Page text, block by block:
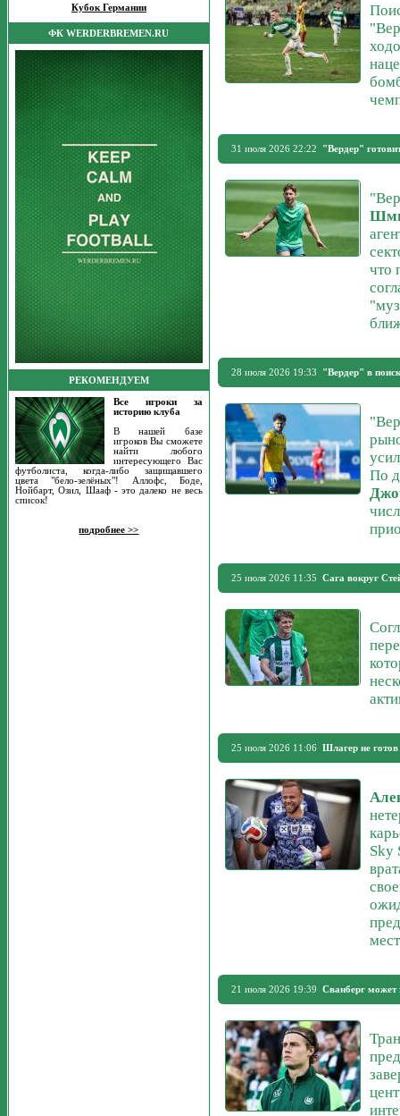
Кубок Германии
ФК WERDERBREMEN.RU
РЕКОМЕНДУЕМ
Все игроки за
историю клуба
В нашей базе
игроков Вы сможете
найти любого
интересующего Вас
футболиста, когда-либо защищавшего
цвета "бело-зелёных"! Аллофс, Боде,
Нойбарт, Озил, Шааф - это далеко не весь
список!
подробнее >>
31 июля 2026 22:22 "Вердер"
что
28 июля 2026 19:33 "Вердер" в
По
25 июля 2026 11:35 Сага вокруг
25 июля 2026 11:06 Шлагер не готов
Sky
21 июля 2026 19:39 Сванберг может